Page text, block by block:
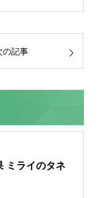
の記事
ミライのタネ